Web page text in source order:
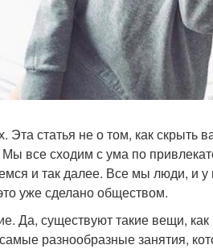
Эта статья не о том, как
все сходим с ума по
и так далее. Все мы люди, и у
уже сделано обществом.
Да, существуют такие вещи,
разнообразные занятия,